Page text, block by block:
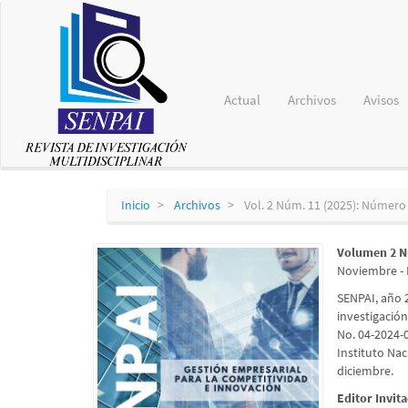
Navegación
principal
lateral
Actual Archivos Avisos
Inicio Archivos Vol. 2 Núm. 11 (2025):
Volumen 2
Noviembre -
SENPAI,
No. 04-
Instituto
diciembre.
Editor